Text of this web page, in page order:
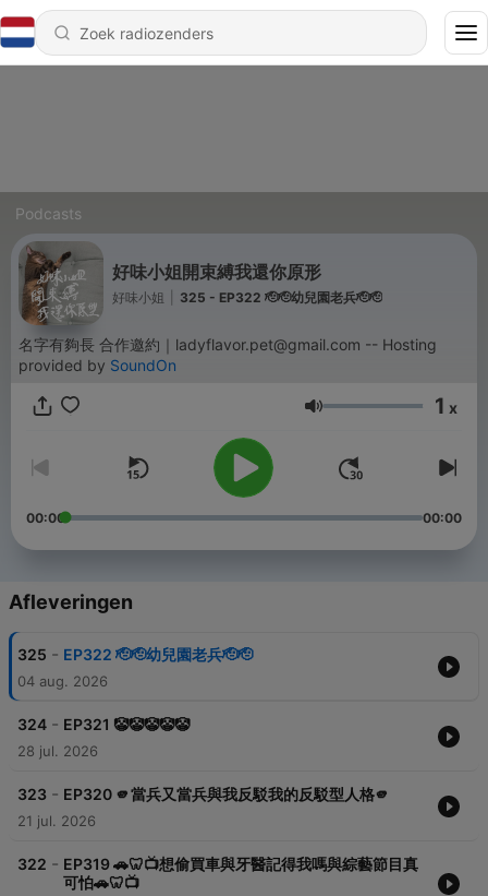
Podcasts
好味小姐開束縛我還你原形
好味小姐 325 - EP322 🫡🫡幼兒園老兵🫡🫡
名字有夠長 合作邀約｜ladyflavor.pet@gmail.com -- Hosting
provided by SoundOn
Volume 1 x
00:00 00:00
Afleveringen
325 - EP322 🫡🫡幼兒園老兵🫡🫡
04 aug. 2026
324 - EP321 🤡🤡🤡🤡🤡
28 jul. 2026
323 - EP320 🫵當兵又當兵與我反駁我的反駁型人格🫵
21 jul. 2026
322 - EP319 🚗🦷📺想偷買車與牙醫記得我嗎與綜藝節目真
可怕🚗🦷📺